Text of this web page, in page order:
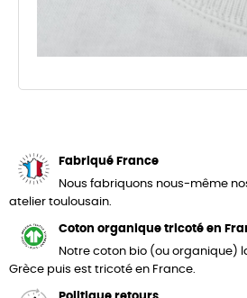
Fabriqué France
Nous fabriquons nous-même
atelier toulousain.
Coton organique tricoté en
Notre coton bio (ou organique)
Grèce puis est tricoté en France.